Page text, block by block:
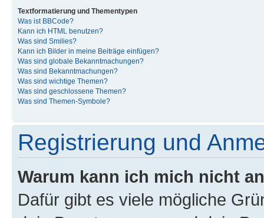
Textformatierung und Thementypen
Was ist BBCode?
Kann ich HTML benutzen?
Was sind Smilies?
Kann ich Bilder in meine Beiträge einfügen?
Was sind globale Bekanntmachungen?
Was sind Bekanntmachungen?
Was sind wichtige Themen?
Was sind geschlossene Themen?
Was sind Themen-Symbole?
Registrierung und
Warum kann ich mich nicht
Dafür gibt es viele mögliche